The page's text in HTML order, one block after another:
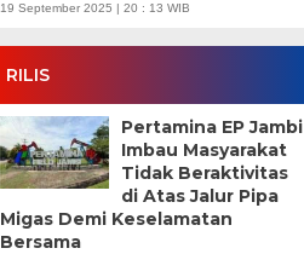
19 September 2025 | 20 : 13 WIB
RILIS
Pertamina EP Jambi
Imbau Masyarakat
Tidak Beraktivitas
di Atas Jalur Pipa
Migas Demi Keselamatan
Bersama